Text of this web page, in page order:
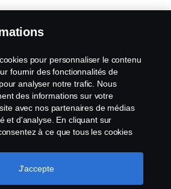
pour personnaliser le contenu
fournir des fonctionnalités de
analyser notre trafic. Nous
des informations sur votre
avec nos partenaires de médias
et d'analyse. En cliquant sur
à ce que tous les cookies
gérer vos cookies en cliquant
cookies" et en sélectionnant les
J'accepte